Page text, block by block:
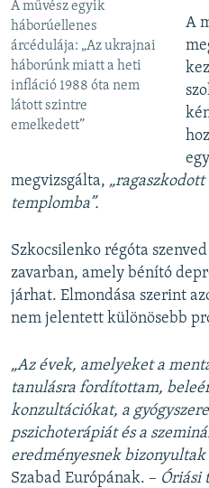
A művész egyik
háborúellenes
árcédulája: „Az ukrajnai
háborúnk miatt a heti
infláció 1988 óta nem
látott szintre
emelkedett”
A
megvizsgálta,
templomba”.
Szkocsilenko régóta
zavarban, amely bénító
járhat. Elmondása szerint
nem jelentett különösebb
„Az évek, amelyeket a
tanulásra fordítottam,
konzultációkat, a
pszichoterápiát és a
eredményesnek bizonyultak
Szabad Európának. – Óriási